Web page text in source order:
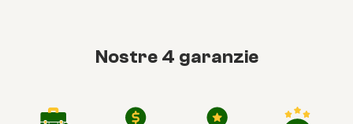
Nostre 4 garanzie